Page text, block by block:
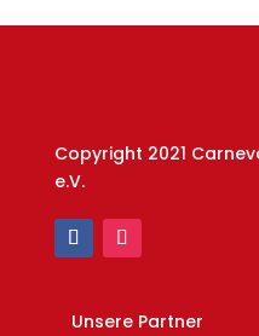
Copyright 2021
e.V.
Unsere Partner